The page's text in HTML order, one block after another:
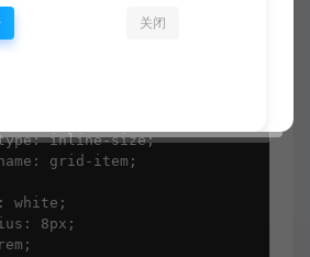
columns: 1fr;
inline-size;
grid-item;
white;
8px;
关闭